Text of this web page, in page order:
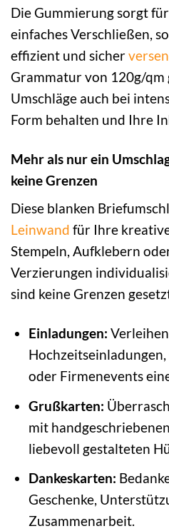
Die Gummierung sorgt
einfaches Verschließen,
effizient und sicher
Grammatur von 120g/qm
Umschläge auch bei
Form behalten und Ihre
Mehr als nur ein
keine Grenzen
Diese blanken
Leinwand für Ihre
Stempeln, Aufklebern
Verzierungen
sind keine Grenzen
Einladungen:
oder Firmenevents
Grußkarten:
mit
liebevoll gestalteten
Dankeskarten:
Geschenke,
Zusammenarbeit.